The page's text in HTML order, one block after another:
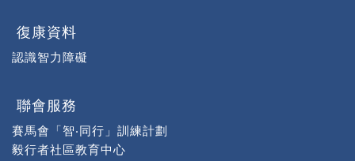
復康資料
認識智力障礙
聯會服務
賽馬會「智‧同行」訓練計劃
毅行者社區教育中心